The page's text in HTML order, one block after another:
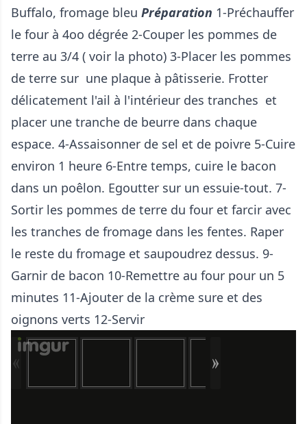
Buffalo, fromage bleu Préparation 1-Préchauffer
le four à 4oo dégrée 2-Couper les pommes de
terre au 3/4 ( voir la photo) 3-Placer les pommes
de terre sur une plaque à pâtisserie. Frotter
délicatement l'ail à l'intérieur des tranches et
placer une tranche de beurre dans chaque
espace. 4-Assaisonner de sel et de poivre 5-Cuire
environ 1 heure 6-Entre temps, cuire le bacon
dans un poêlon. Egoutter sur un essuie-tout. 7-
Sortir les pommes de terre du four et farcir avec
les tranches de fromage dans les fentes. Raper
le reste du fromage et saupoudrez dessus. 9-
Garnir de bacon 10-Remettre au four pour un 5
minutes 11-Ajouter de la crème sure et des
oignons verts 12-Servir